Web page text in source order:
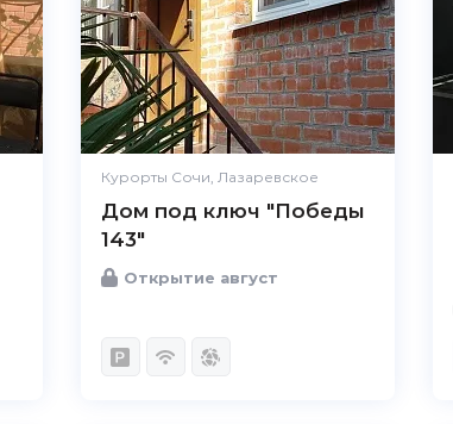
Курорты Сочи, Лазаревское
Дом под ключ "Победы
143"
Открытие август